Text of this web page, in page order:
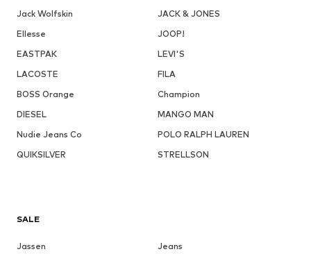
Jack Wolfskin
JACK & JONES
Ellesse
JOOP!
EASTPAK
LEVI'S
LACOSTE
FILA
BOSS Orange
Champion
DIESEL
MANGO MAN
Nudie Jeans Co
POLO RALPH LAUREN
QUIKSILVER
STRELLSON
SALE
Jassen
Jeans